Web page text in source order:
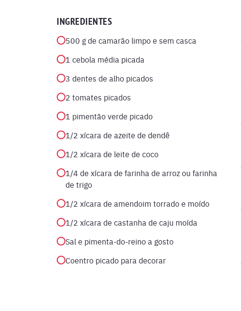
INGREDIENTES
500 g de camarão limpo e sem casca
1 cebola média picada
3 dentes de alho picados
2 tomates picados
1 pimentão verde picado
1/2 xícara de azeite de dendê
1/2 xícara de leite de coco
1/4 de xícara de farinha de arroz ou farinha
de trigo
1/2 xícara de amendoim torrado e moído
1/2 xícara de castanha de caju moída
Sal e pimenta-do-reino a gosto
Coentro picado para decorar